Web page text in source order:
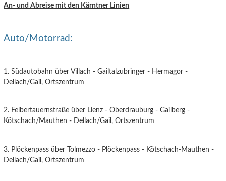
An- und Abreise mit den Kärntner Linien
Auto/Motorrad:
1. Südautobahn über Villach - Gailtalzubringer - Hermagor -
Dellach/Gail, Ortszentrum
2. Felbertauernstraße über Lienz - Oberdrauburg - Gailberg -
Kötschach/Mauthen - Dellach/Gail, Ortszentrum
3. Plöckenpass über Tolmezzo - Plöckenpass - Kötschach-Mauthen -
Dellach/Gail, Ortszentrum